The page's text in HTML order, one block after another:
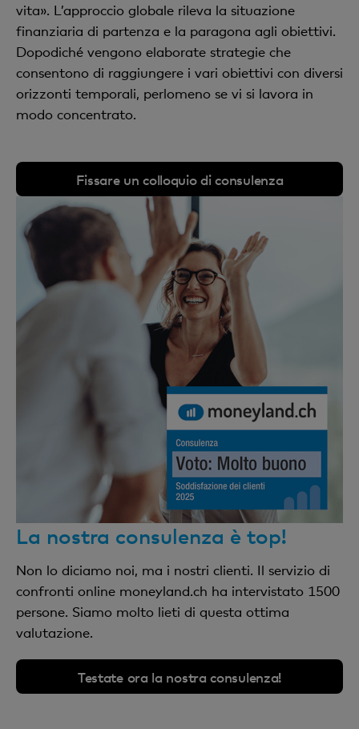
vita». L’approccio globale rileva la situazione
finanziaria di partenza e la paragona agli obiettivi.
Dopodiché vengono elaborate strategie che
consentono di raggiungere i vari obiettivi con diversi
orizzonti temporali, perlomeno se vi si lavora in
modo concentrato.
Fissare un colloquio di consulenza
La nostra consulenza è top!
Non lo diciamo noi, ma i nostri clienti. Il servizio di
confronti online moneyland.ch ha intervistato 1500
persone. Siamo molto lieti di questa ottima
valutazione.
Testate ora la nostra consulenza!